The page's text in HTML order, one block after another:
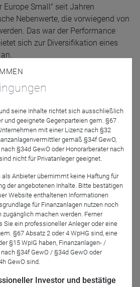
Europe Small" seit Jahren
Nebenwerte, die vorwiegend von
Das war der Performance
sich zur Diversifikation eines
seine Inhalte richtet sich ausschließlich
und geeignete Gegenparteien gem. §67
mit einer Lizenz nach §32
gemäß §34f GewO,
§34d GewO oder Honorarberater nach
nicht für Privatanleger geeignet.
als Anbieter übernimmt keine Haftung für
der angebotenen Inhalte. Bitte bestätigen
Website enthaltenen Informationen
für Finanzanlagen nutzen noch
machen werden. Ferner
Sie ein professioneller Anleger oder eine
§67 Absatz 2 oder 4 WpHG sind, eine
§15 WpIG haben, Finanzanlagen- /
§34f GewO / §34d GewO oder
GewO sind.
Investor und bestätige